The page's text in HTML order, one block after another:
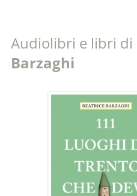
Audiolibri e libri di
Barzaghi